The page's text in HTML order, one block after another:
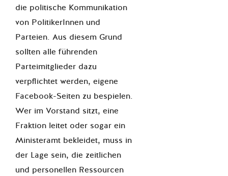
die politische Kommunikation
von PolitikerInnen und
Parteien. Aus diesem Grund
sollten alle führenden
Parteimitglieder dazu
verpflichtet werden, eigene
Facebook-Seiten zu bespielen.
Wer im Vorstand sitzt, eine
Fraktion leitet oder sogar ein
Ministeramt bekleidet, muss in
der Lage sein, die zeitlichen
und personellen Ressourcen